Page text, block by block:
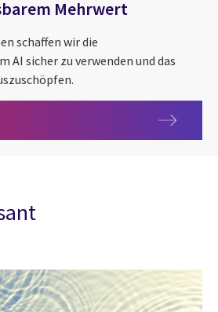
Mehrwert
schaffen wir die
AI sicher zu verwenden und das